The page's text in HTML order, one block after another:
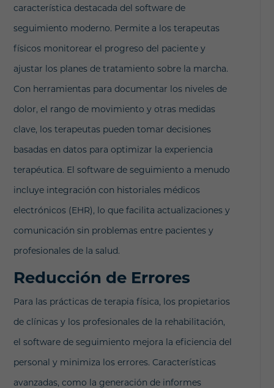
característica destacada del software de
seguimiento moderno. Permite a los terapeutas
físicos monitorear el progreso del paciente y
ajustar los planes de tratamiento sobre la marcha.
Con herramientas para documentar los niveles de
dolor, el rango de movimiento y otras medidas
clave, los terapeutas pueden tomar decisiones
basadas en datos para optimizar la experiencia
terapéutica. El software de seguimiento a menudo
incluye integración con historiales médicos
electrónicos (EHR), lo que facilita actualizaciones y
comunicación sin problemas entre pacientes y
profesionales de la salud.
Reducción de Errores
Para las prácticas de terapia física, los propietarios
de clínicas y los profesionales de la rehabilitación,
el software de seguimiento mejora la eficiencia del
personal y minimiza los errores. Características
avanzadas, como la generación de informes